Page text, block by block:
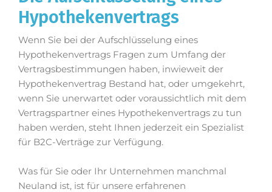
Hypothekenvertrags
Wenn Sie bei der Aufschlüsselung eines
Hypothekenvertrags Fragen zum Umfang der
Vertragsbestimmungen haben, inwieweit der
Hypothekenvertrag Bestand hat, oder umgekehrt,
wenn Sie unerwartet oder voraussichtlich mit dem
Vertragspartner eines Hypothekenvertrags zu tun
haben werden, steht Ihnen jederzeit ein Spezialist
für B2C-Verträge zur Verfügung.
Was für Sie oder Ihr Unternehmen manchmal
Neuland ist, ist für unsere erfahrenen